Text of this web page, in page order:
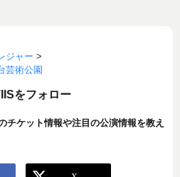
ジャー >
芸術公園
をフォロー
チケット情報や注目の公演情報を教え